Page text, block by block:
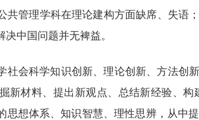
共管理学科在理论建构方面缺席、失语
中国问题并无裨益。
社会科学知识创新、理论创新、方法创
新材料、提出新观点、总结新经验、
思想体系、知识智慧、理性思辨，从中